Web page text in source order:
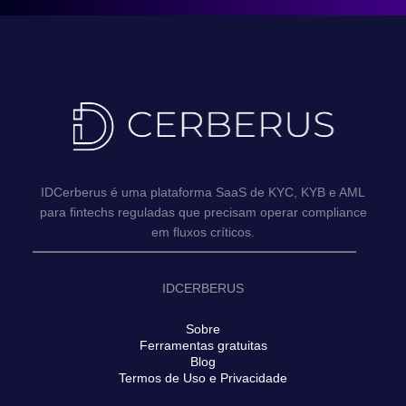
IDCerberus é uma plataforma SaaS de KYC, KYB e AML
para fintechs reguladas que precisam operar compliance
em fluxos críticos.
IDCERBERUS
Sobre
Ferramentas gratuitas
Blog
Termos de Uso e Privacidade